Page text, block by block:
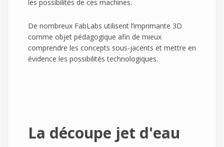
les possibilités de ces machines.
De nombreux FabLabs utilisent l’imprimante 3D
comme objet pédagogique afin de mieux
comprendre les concepts sous-jacents et mettre en
évidence les possibilités technologiques.
La découpe jet d'eau